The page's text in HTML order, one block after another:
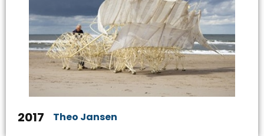
2017 Theo Jansen